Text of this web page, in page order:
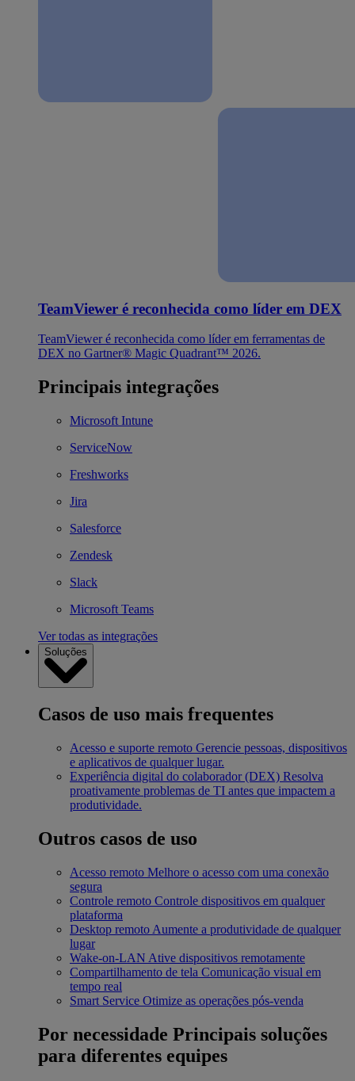
TeamViewer é reconhecida como líder em DEX
TeamViewer é reconhecida como líder em ferramentas de
DEX no Gartner® Magic Quadrant™ 2026.
Principais integrações
Microsoft Intune
ServiceNow
Freshworks
Jira
Salesforce
Zendesk
Slack
Microsoft Teams
Ver todas as integrações
Soluções
Casos de uso mais frequentes
Acesso e suporte remoto Gerencie pessoas, dispositivos
e aplicativos de qualquer lugar.
Experiência digital do colaborador (DEX) Resolva
proativamente problemas de TI antes que impactem a
produtividade.
Outros casos de uso
Acesso remoto Melhore o acesso com uma conexão
segura
Controle remoto Controle dispositivos em qualquer
plataforma
Desktop remoto Aumente a produtividade de qualquer
lugar
Wake-on-LAN Ative dispositivos remotamente
Compartilhamento de tela Comunicação visual em
tempo real
Smart Service Otimize as operações pós-venda
Por necessidade Principais soluções
para diferentes equipes